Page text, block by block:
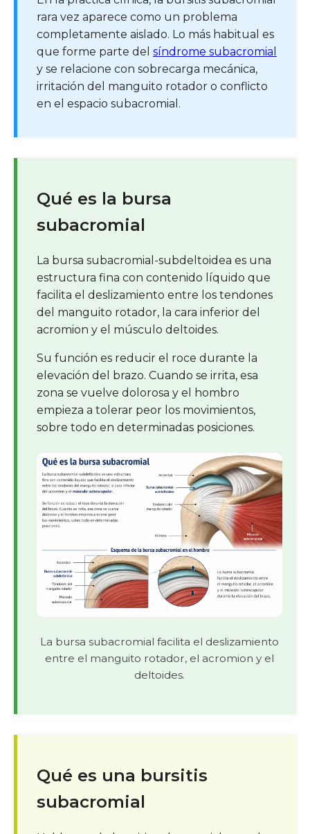
rara vez aparece como un problema
completamente aislado. Lo más habitual es
que forme parte del síndrome subacromial
y se relacione con sobrecarga mecánica,
irritación del manguito rotador o conflicto
en el espacio subacromial.
Qué es la bursa
subacromial
La bursa subacromial-subdeltoidea es una
estructura fina con contenido líquido que
facilita el deslizamiento entre los tendones
del manguito rotador, la cara inferior del
acromion y el músculo deltoides.
Su función es reducir el roce durante la
elevación del brazo. Cuando se irrita, esa
zona se vuelve dolorosa y el hombro
empieza a tolerar peor los movimientos,
sobre todo en determinadas posiciones.
La bursa subacromial facilita el deslizamiento
entre el manguito rotador, el acromion y el
deltoides.
Qué es una bursitis
subacromial